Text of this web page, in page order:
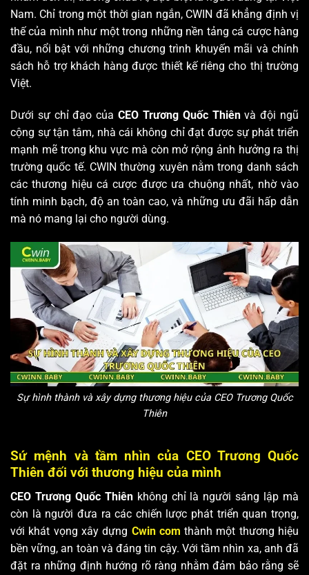
Nam. Chỉ trong một thời gian ngắn, CWIN đã khẳng định vị
thế của mình như một trong những nền tảng cá cược hàng
đầu, nổi bật với những chương trình khuyến mãi và chính
sách hỗ trợ khách hàng được thiết kế riêng cho thị trường
Việt.
Dưới sự chỉ đạo củaCEO Trương Quốc Thiênvà đội ngũ
cộng sự tận tâm, nhà cái không chỉ đạt được sự phát triển
mạnh mẽ trong khu vực mà còn mở rộng ảnh hưởng ra thị
trường quốc tế. CWIN thường xuyên nằm trong danh sách
các thương hiệu cá cược được ưa chuộng nhất, nhờ vào
tính minh bạch, độ an toàn cao, và những ưu đãi hấp dẫn
mà nó mang lại cho người dùng.
Sự hình thành và xây dựng thương hiệu của CEO Trương Quốc
Thiên
Sứ mệnh và tầm nhìn của CEO Trương Quốc
Thiên đối với thương hiệu của mình
CEO Trương Quốc Thiênkhông chỉ là người sáng lập mà
còn là người đưa ra các chiến lược phát triển quan trọng,
với khát vọng xây dựng Cwin com thành một thương hiệu
bền vững, an toàn và đáng tin cậy. Với tầm nhìn xa, anh đã
đặt ra những định hướng rõ ràng nhằm đảm bảo rằng sẽ